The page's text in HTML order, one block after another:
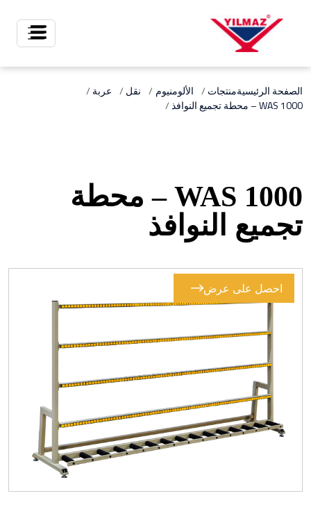
الصفحة الرئيسيةمنتجات الألومنيوم نقل
عربة
WAS 1000 – محطة تجميع النوافذ
WAS 1000 – محطة
تجميع النوافذ
احصل على عرض